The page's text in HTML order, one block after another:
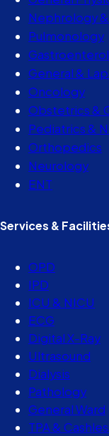
Nephrology &
Pulmonology
General &
Oncology
Obstetrics &
Pediatrics &
Orthopedics
Neurology
ENT
Services &
OPD
IPD
ICU & NICU
ECG
Digital X-Ray
Ultrasound
Dialysis
Pathology
General Ward
TPA &